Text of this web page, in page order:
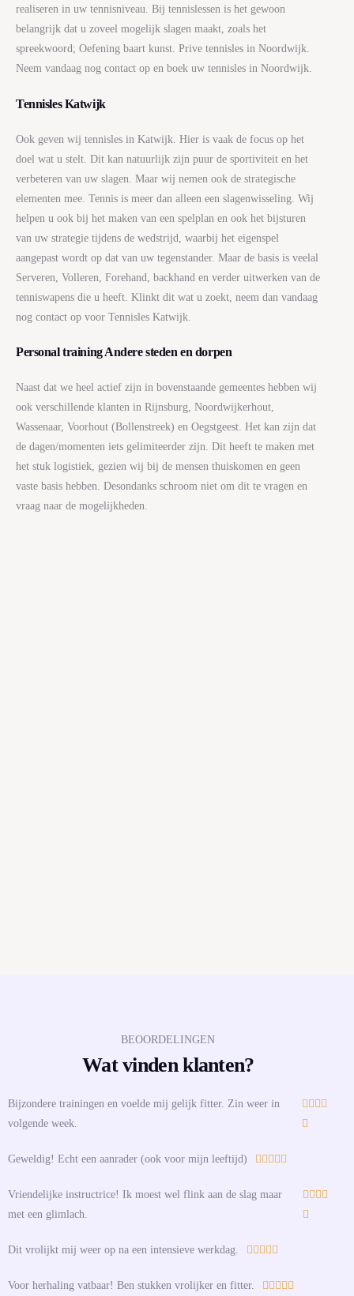
realiseren in uw tennisniveau. Bij tennislessen is het gewoon
belangrijk dat u zoveel mogelijk slagen maakt, zoals het
spreekwoord; Oefening baart kunst. Prive tennisles in Noordwijk.
Neem vandaag nog contact op en boek uw tennisles in Noordwijk.
Tennisles Katwijk
Ook geven wij tennisles in Katwijk. Hier is vaak de focus op het
doel wat u stelt. Dit kan natuurlijk zijn puur de sportiviteit en het
verbeteren van uw slagen. Maar wij nemen ook de strategische
elementen mee. Tennis is meer dan alleen een slagenwisseling. Wij
helpen u ook bij het maken van een spelplan en ook het bijsturen
van uw strategie tijdens de wedstrijd, waarbij het eigenspel
aangepast wordt op dat van uw tegenstander. Maar de basis is veelal
Serveren, Volleren, Forehand, backhand en verder uitwerken van de
tenniswapens die u heeft. Klinkt dit wat u zoekt, neem dan vandaag
nog contact op voor Tennisles Katwijk.
Personal training Andere steden en dorpen
Naast dat we heel actief zijn in bovenstaande gemeentes hebben wij
ook verschillende klanten in Rijnsburg, Noordwijkerhout,
Wassenaar, Voorhout (Bollenstreek) en Oegstgeest. Het kan zijn dat
de dagen/momenten iets gelimiteerder zijn. Dit heeft te maken met
het stuk logistiek, gezien wij bij de mensen thuiskomen en geen
vaste basis hebben. Desondanks schroom niet om dit te vragen en
vraag naar de mogelijkheden.
BEOORDELINGEN
Wat vinden klanten?
Bijzondere trainingen en voelde mij gelijk fitter. Zin weer in
volgende week.
   

Geweldig! Echt een aanrader (ook voor mijn leeftijd)     
Vriendelijke instructrice! Ik moest wel flink aan de slag maar
met een glimlach.
   

Dit vrolijkt mij weer op na een intensieve werkdag.     
Voor herhaling vatbaar! Ben stukken vrolijker en fitter.     